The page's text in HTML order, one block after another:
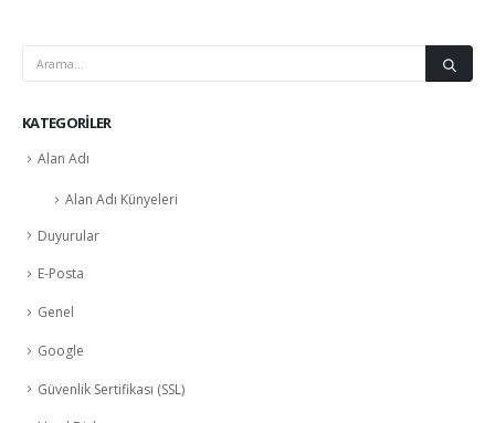
KATEGORILER
Alan Adı
Alan Adı Künyeleri
Duyurular
E-Posta
Genel
Google
Güvenlik Sertifikası (SSL)